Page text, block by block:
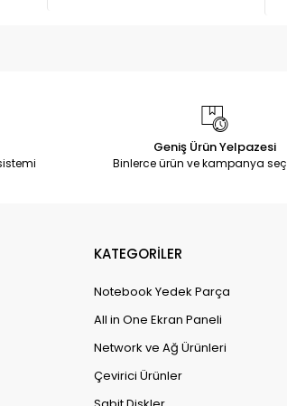
Geniş Ürün Yelpazesi
Binlerce ürün ve kampanya
KATEGORİLER
Notebook Yedek Parça
All in One Ekran Paneli
Network ve Ağ Ürünleri
Çevirici Ürünler